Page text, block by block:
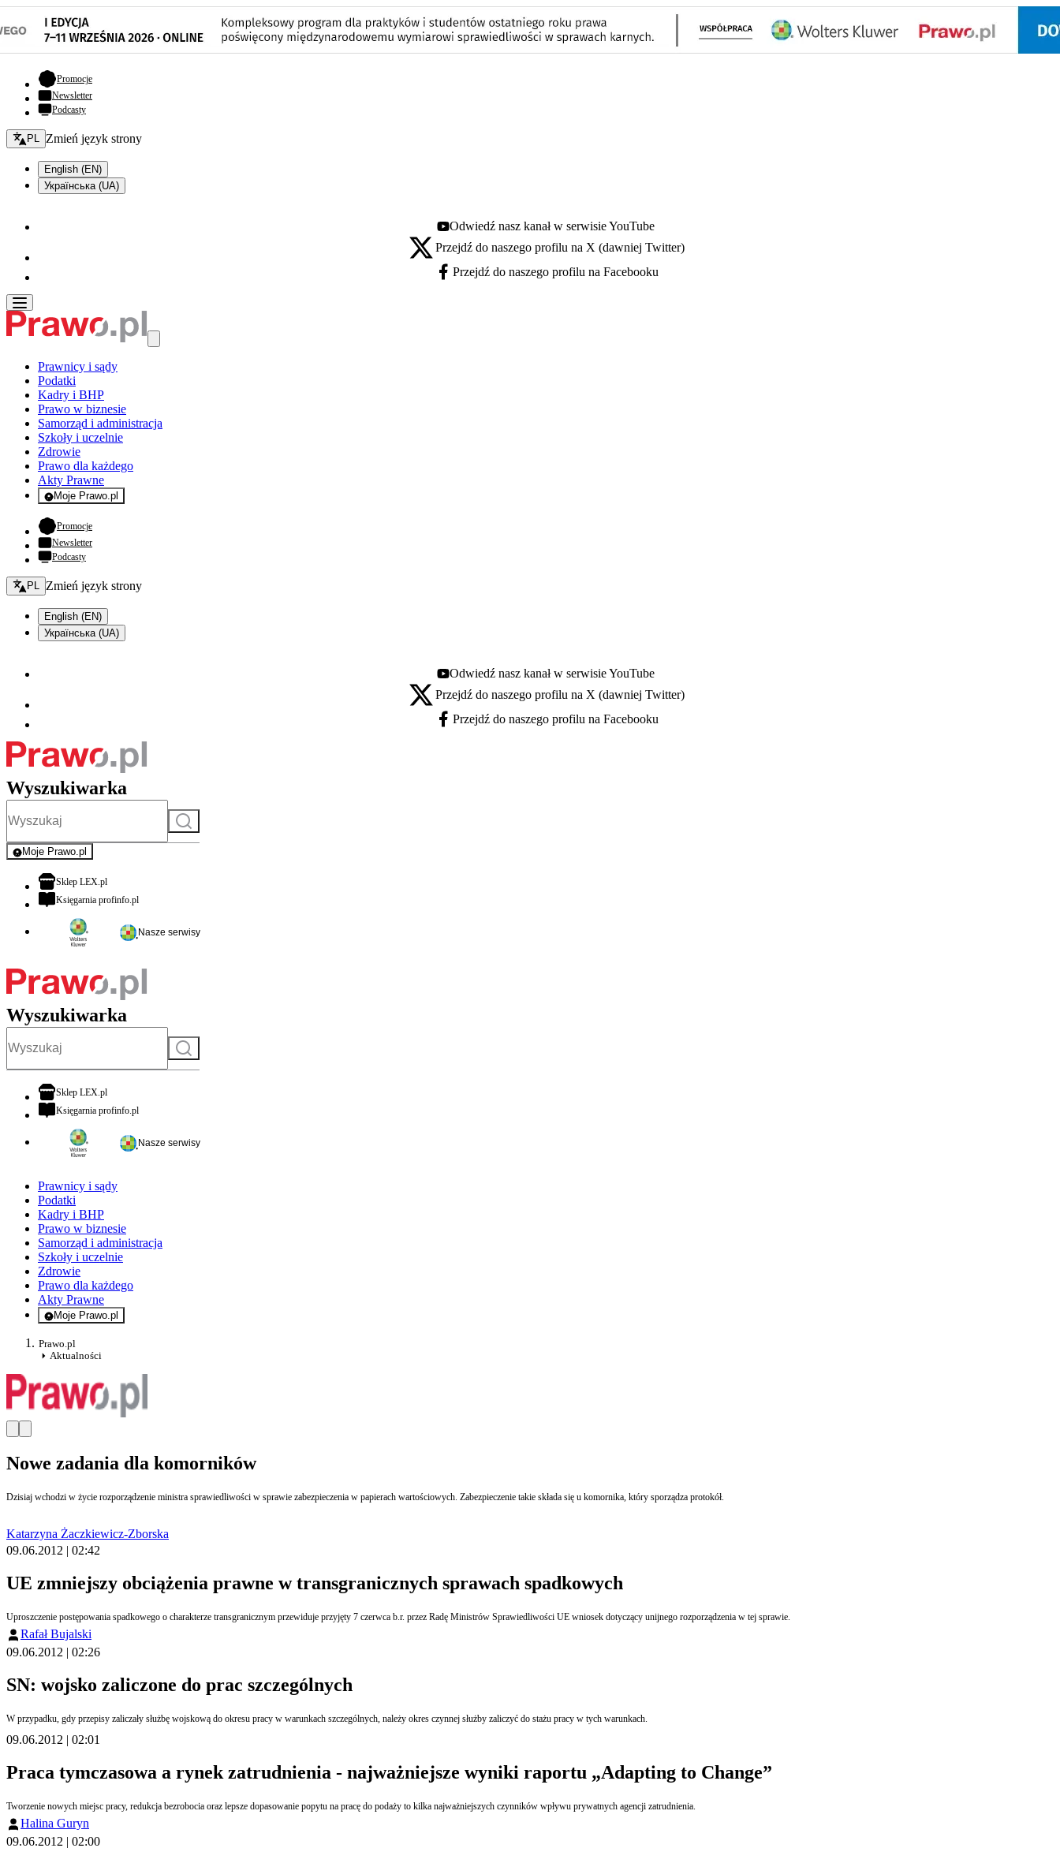
Promocje- otwiera się w nowej karcie
Newsletter
Podcasty
Zmień język - bieżący:
PL Zmień język strony
English (EN)
Українська (UA)
Youtube - otwiera się w nowej karcie
Odwiedź nasz kanał w serwisie YouTube
X - otwiera się w nowej karcie
Przejdź do naszego profilu na X (dawniej Twitter)
Facebook - otwiera się w nowej karcie
Przejdź do naszego profilu na Facebooku
Prawnicy i sądy
Podatki
Kadry i BHP
Prawo w biznesie
Samorząd i administracja
Szkoły i uczelnie
Zdrowie
Prawo dla każdego
Akty Prawne
Moje Prawo.pl
- rejestracja i logowanie do serwisu
Promocje- otwiera się w nowej karcie
Newsletter
Podcasty
Zmień język - bieżący:
PL Zmień język strony
English (EN)
Українська (UA)
Youtube - otwiera się w nowej karcie
Odwiedź nasz kanał w serwisie YouTube
X - otwiera się w nowej karcie
Przejdź do naszego profilu na X (dawniej Twitter)
Facebook - otwiera się w nowej karcie
Przejdź do naszego profilu na Facebooku
Wyszukiwarka
Szukaj
Moje Prawo.pl
- rejestracja i logowanie do serwisu
Sklep LEX.plotwiera się w nowej karcie
Księgarnia profinfo.plotwiera się w nowej karcie
Nasze serwisy
Wyszukiwarka
Szukaj
Sklep LEX.plotwiera się w nowej karcie
Księgarnia profinfo.plotwiera się w nowej karcie
Nasze serwisy
Prawnicy i sądy
Podatki
Kadry i BHP
Prawo w biznesie
Samorząd i administracja
Szkoły i uczelnie
Zdrowie
Prawo dla każdego
Akty Prawne
Moje Prawo.pl
- rejestracja i logowanie do serwisu
Prawo.pl
Aktualności
Nowe zadania dla komorników
Dzisiaj wchodzi w życie rozporządzenie ministra sprawiedliwości w sprawie zabezpieczenia w papierach wartościowych. Zabezpieczenie takie składa się u komornika, który sporządza protokół.
Katarzyna Żaczkiewicz-Zborska
09.06.2012 | 02:42
UE zmniejszy obciążenia prawne w transgranicznych sprawach spadkowych
Uproszczenie postępowania spadkowego o charakterze transgranicznym przewiduje przyjęty 7 czerwca b.r. przez Radę Ministrów Sprawiedliwości UE wniosek dotyczący unijnego rozporządzenia w tej sprawie.
Rafał Bujalski
09.06.2012 | 02:26
SN: wojsko zaliczone do prac szczególnych
W przypadku, gdy przepisy zaliczały służbę wojskową do okresu pracy w warunkach szczególnych, należy okres czynnej służby zaliczyć do stażu pracy w tych warunkach.
09.06.2012 | 02:01
Praca tymczasowa a rynek zatrudnienia - najważniejsze wyniki raportu „Adapting to Change”
Tworzenie nowych miejsc pracy, redukcja bezrobocia oraz lepsze dopasowanie popytu na pracę do podaży to kilka najważniejszych czynników wpływu prywatnych agencji zatrudnienia.
Halina Guryn
09.06.2012 | 02:00